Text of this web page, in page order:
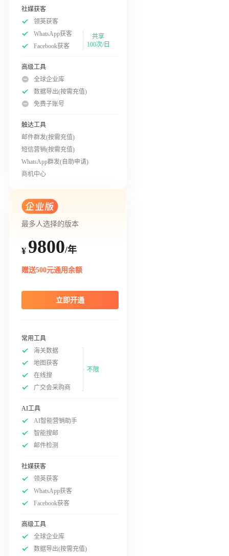
社媒获客
领英获客
WhatsApp获客
Facebook获客
共享
100次/日
高级工具
全球企业库
数据导出(按需充值)
免费子账号
触达工具
邮件群发(按需充值)
短信营销(按需充值)
WhatsApp群发(自助申请)
商机中心
最多人选择的版本
¥ 9800/年
赠送500元通用余额
立即开通
常用工具
海关数据
地图获客
在线搜
广交会采购商
不限
AI工具
AI智能营销助手
智能搜邮
邮件检测
社媒获客
领英获客
WhatsApp获客
Facebook获客
高级工具
全球企业库
数据导出(按需充值)